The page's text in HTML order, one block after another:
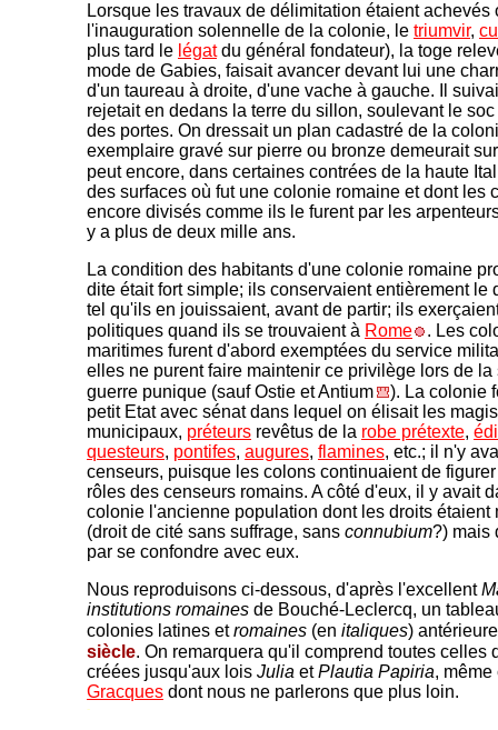
Lorsque les travaux de délimitation étaient achevés
l'inauguration solennelle de la colonie, le triumvir,
plus tard le légatdu général fondateur), la toge
mode de Gabies, faisait avancer devant lui une
d'un taureau à droite, d'une vache à gauche. Il
rejetait en dedans la terre du sillon, soulevant le
des portes. On dressait un plan cadastré de la
exemplaire gravé sur pierre ou bronze demeurait
peut encore, dans certaines contrées de la haute
des surfaces où fut une colonie romaine et dont les
encore divisés comme ils le furent par les
y a plus de deux mille ans.
La condition des habitants d'une colonie romaine
dite était fort simple; ils conservaient entièrement le
tel qu'ils en jouissaient, avant de partir; ils
politiques quand ils se trouvaient à Rome
. Les
maritimes furent d'abord exemptées du service
elles ne purent faire maintenir ce privilège lors de la
guerre punique (sauf Ostie et Antium
). La colonie
petit Etat avec sénat dans lequel on élisait les
municipaux, préteurs revêtus de la robe prétexte,
questeurs, pontifes, augures, flamines, etc.; il n'y
censeurs, puisque les colons continuaient de
rôles des censeurs romains. A côté d'eux, il y avait
colonie l'ancienne population dont les droits étaient
(droit de cité sans suffrage, sans connubium?) mais
par se confondre avec eux.
Nous reproduisons ci-dessous, d'après l'excellent
institutions romaines de Bouché-Leclercq, un
colonies latines etromaines (en italiques)
siècle. On remarquera qu'il comprend toutes celles
créées jusqu'aux lois Julia etPlautia Papiria,
Gracques dont nous ne parlerons que plus loin.
-